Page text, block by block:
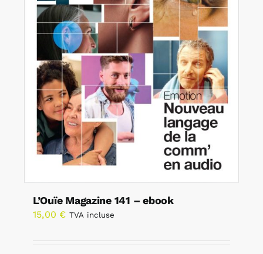
L’Ouïe Magazine 141 – ebook
15,00 € TVA incluse